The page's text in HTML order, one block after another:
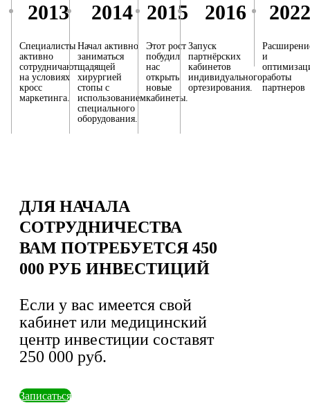
2013
Специалисты
активно
сотрудничают
на условиях
кросс
маркетинга.
2014
Начал активно
заниматься
щадящей
хирургией
стопы с
использованием
специального
оборудования.
2015
Этот рост
побудил
нас
открыть
новые
кабинеты.
2016
Запуск
партнёрских
кабинетов
индивидуального
ортезирования.
2022
и
работы
партнеров
ДЛЯ НАЧАЛА
СОТРУДНИЧЕСТВА
ВАМ ПОТРЕБУЕТСЯ 450
000 РУБ ИНВЕСТИЦИЙ
Если у вас имеется свой
кабинет или медицинский
центр инвестиции составят
250 000 руб.
Записаться